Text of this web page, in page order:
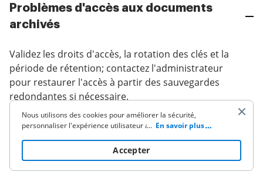
Problèmes d'accès aux documents
archivés
Validez les droits d'accès, la rotation des clés et la
période de rétention; contactez l'administrateur
pour restaurer l'accès à partir des sauvegardes
redondantes si nécessaire.
Différences de montants après
conversion
Nous utilisons des cookies pour améliorer la sécurité,
personnaliser l'expérience utilisateur améliorer nos activités
de tiers) et pour une autre utilisation commerciale. Cliquez
pour lire notre politique de cookies. En cliquant sur «
... En savoir plus
Accepter